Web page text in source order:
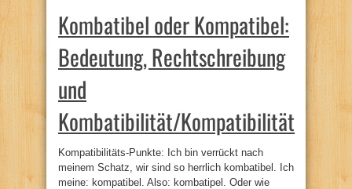
Kombatibel oder Kompatibel:
Bedeutung, Rechtschreibung
und
Kombatibilität/Kompatibilität
Kompatibilitäts-Punkte: Ich bin verrückt nach
meinem Schatz, wir sind so herrlich kombatibel. Ich
meine: kompatibel. Also: kombatipel. Oder wie